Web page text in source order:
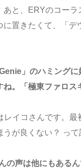
あと、ERYのコー
に置きたくて、「デ
」のハミングに
ね。「極東ファロス
レイコさんです。
うが良くない？ っ
の声は他にもあるん